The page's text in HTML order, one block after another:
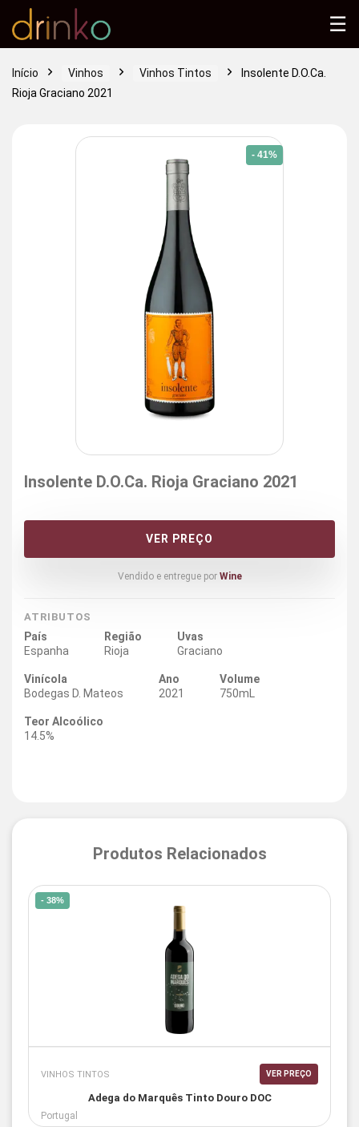
Início Vinhos Vinhos Tintos
Insolente D.O.Ca.
Rioja Graciano 2021
- 41%
Insolente D.O.Ca. Rioja Graciano 2021
VER PREÇO
Vendido e entregue por Wine
ATRIBUTOS
País
Espanha
Região
Rioja
Uvas
Graciano
Vinícola
Bodegas D. Mateos
Ano
2021
Volume
750mL
Teor Alcoólico
14.5%
Produtos Relacionados
- 38%
VINHOS TINTOS VER PREÇO
Adega do Marquês Tinto Douro DOC
Portugal
☰